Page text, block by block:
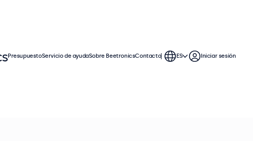
4:3 y 5:4
en entornos hostiles. Los
PresupuestoServicio de ayudaSobre BeetronicsContacto ES Iniciar sesión